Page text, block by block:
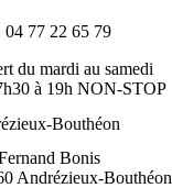
04 77 22 65 79
du mardi au samedi
à 19h NON-STOP
Bouthéon
Bonis
Andrézieux-Bouthéon